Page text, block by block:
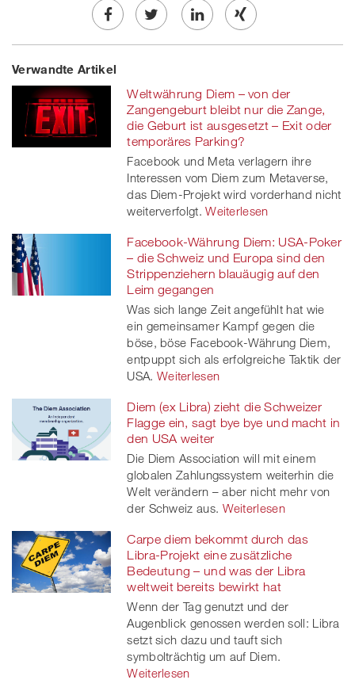
Share
on
Facebook
Twe
on
twitt
er
Share
linkedin
Share
Xing
Verwandte Artikel
Weltwährung Diem – von der
Zangengeburt bleibt nur die Zange,
die Geburt ist ausgesetzt – Exit oder
temporäres Parking?
Facebook und Meta verlagern ihre
Interessen vom Diem zum Metaverse,
das Diem-Projekt wird vorderhand nicht
weiterverfolgt. Weiterlesen
Facebook-Währung Diem: USA-Poker
– die Schweiz und Europa sind den
Strippenziehern blauäugig auf den
Leim gegangen
Was sich lange Zeit angefühlt hat wie
ein gemeinsamer Kampf gegen die
böse, böse Facebook-Währung Diem,
entpuppt sich als erfolgreiche Taktik der
USA. Weiterlesen
Diem (ex Libra) zieht die Schweizer
Flagge ein, sagt bye bye und macht in
den USA weiter
Die Diem Association will mit einem
globalen Zahlungssystem weiterhin die
Welt verändern – aber nicht mehr von
der Schweiz aus. Weiterlesen
Carpe diem bekommt durch das
Libra-Projekt eine zusätzliche
Bedeutung – und was der Libra
weltweit bereits bewirkt hat
Wenn der Tag genutzt und der
Augenblick genossen werden soll: Libra
setzt sich dazu und tauft sich
symbolträchtig um auf Diem.
Weiterlesen